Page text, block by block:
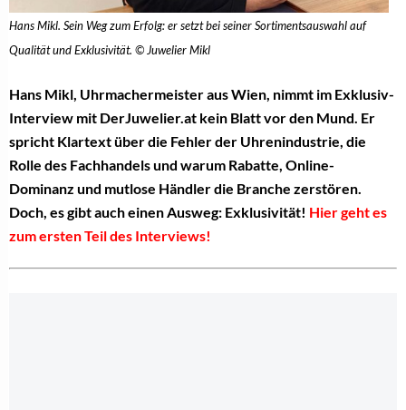
Hans Mikl. Sein Weg zum Erfolg: er setzt bei seiner Sortimentsauswahl auf
Qualität und Exklusivität. © Juwelier Mikl
Hans Mikl, Uhrmachermeister aus Wien, nimmt im Exklusiv-
Interview mit DerJuwelier.at kein Blatt vor den Mund. Er
spricht Klartext über die Fehler der Uhrenindustrie, die
Rolle des Fachhandels und warum Rabatte, Online-
Dominanz und mutlose Händler die Branche zerstören.
Doch, es gibt auch einen Ausweg: Exklusivität! Hier geht es
zum ersten Teil des Interviews!